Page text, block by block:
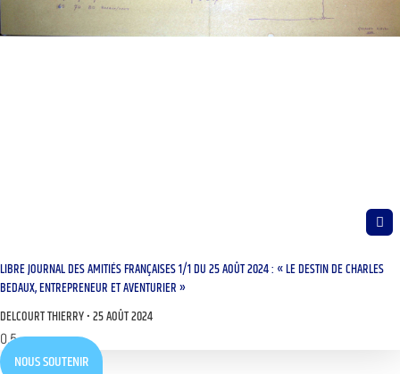
LIBRE JOURNAL DES AMITIÉS FRANÇAISES 1/1 DU 25 AOÛT 2024 : « LE DESTIN DE CHARLES
BEDAUX, ENTREPRENEUR ET AVENTURIER »
DELCOURT THIERRY 25 AOÛT 2024
NOUS SOUTENIR